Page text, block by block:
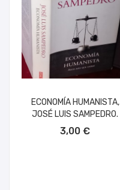
ECONOMÍA HUMANISTA,
JOSÉ LUIS SAMPEDRO.
3,00 €